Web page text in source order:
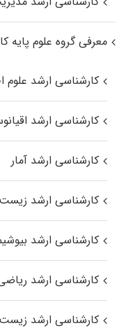
معرفی گروه علوم پایه
کارشناسی ارشد علوم
کارشناسی ارشد
کارشناسی ارشد آمار
کارشناسی ارشد
کارشناسی ارشد
کارشناسی ارشد
کارشناسی ارشد